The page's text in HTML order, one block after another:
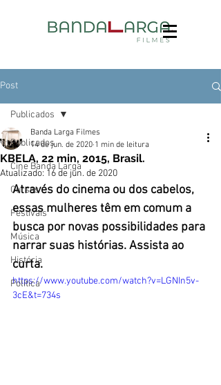
Post
Publicados
Cine Banda Larga
Cursos
Festivais
Música
História
Política
Publicados
KBELA, 22 min, 2015, Brasil.
Banda Larga Filmes
14 de jun. de 2020 1 min de leitura
Atualizado: 16 de jun. de 2020
Através do cinema ou dos cabelos,
essas mulheres têm em comum a
busca por novas possibilidades para
narrar suas histórias. Assista ao
curta.
https://www.youtube.com/watch?v=LGNIn5v-
3cE&t=734s